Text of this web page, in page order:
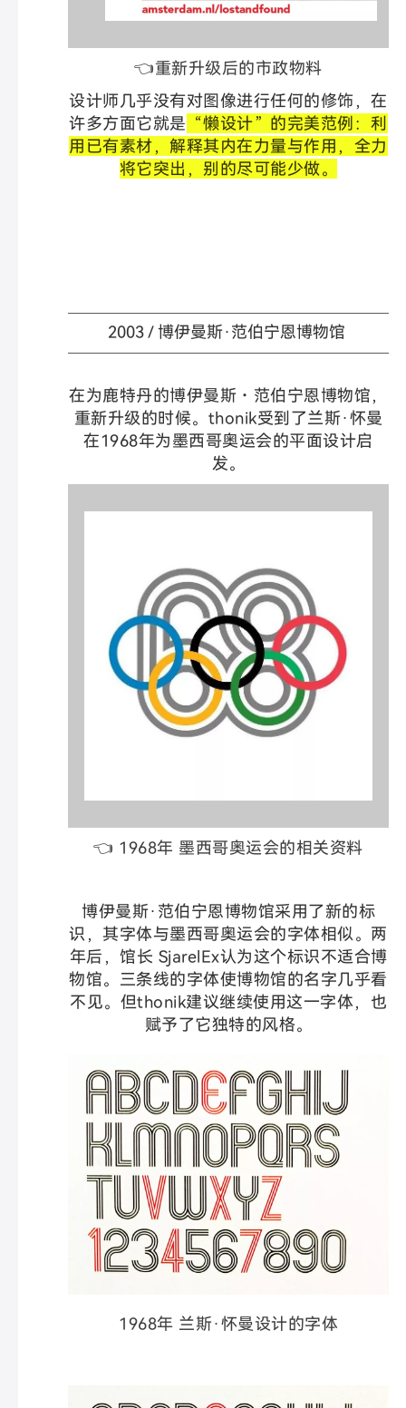
👈重新升级后的市政物料
设计师几乎没有对图像进行任何的修饰，在
许多方面它就是 “懒设计”的完美范例：利
用已有素材，解释其内在力量与作用，全力
将它突出，别的尽可能少做。
2003 / 博伊曼斯·范伯宁恩博物馆
在为鹿特丹的博伊曼斯・范伯宁恩博物馆，
重新升级的时候。thonik受到了兰斯·怀曼
在1968年为墨西哥奥运会的平面设计启
发。
👈 1968年 墨西哥奥运会的相关资料
博伊曼斯·范伯宁恩博物馆采用了新的标
识，其字体与墨西哥奥运会的字体相似。两
年后，馆长 SjarelEx认为这个标识不适合博
物馆。三条线的字体使博物馆的名字几乎看
不见。但thonik建议继续使用这一字体，也
赋予了它独特的风格。
1968年 兰斯·怀曼设计的字体